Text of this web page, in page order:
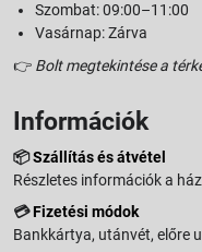
Szombat: 09:00–11:00
Vasárnap: Zárva
👉 Bolt megtekintése a
Információk
📦Szállítás és átvétel
Részletes információk a
💳Fizetési módok
Bankkártya, utánvét, előre